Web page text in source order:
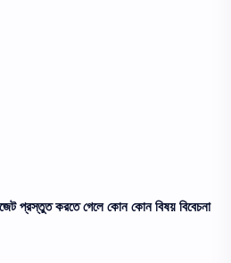
প্রস্তুত করতে গেলে কোন কোন বিষয় বিবেচনা